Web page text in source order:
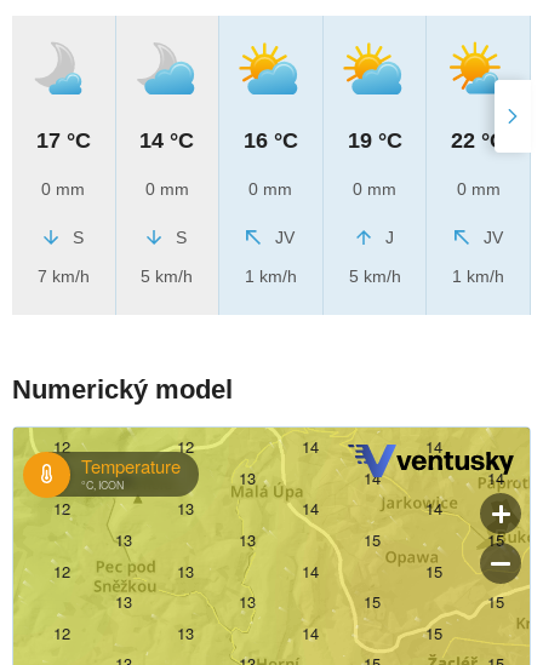
17 °C
0 mm
S
7 km/h
14 °C
0 mm
S
5 km/h
16 °C
0 mm
JV
1 km/h
19 °C
0 mm
J
5 km/h
22 °C
0 mm
JV
1 km/h
Numerický model